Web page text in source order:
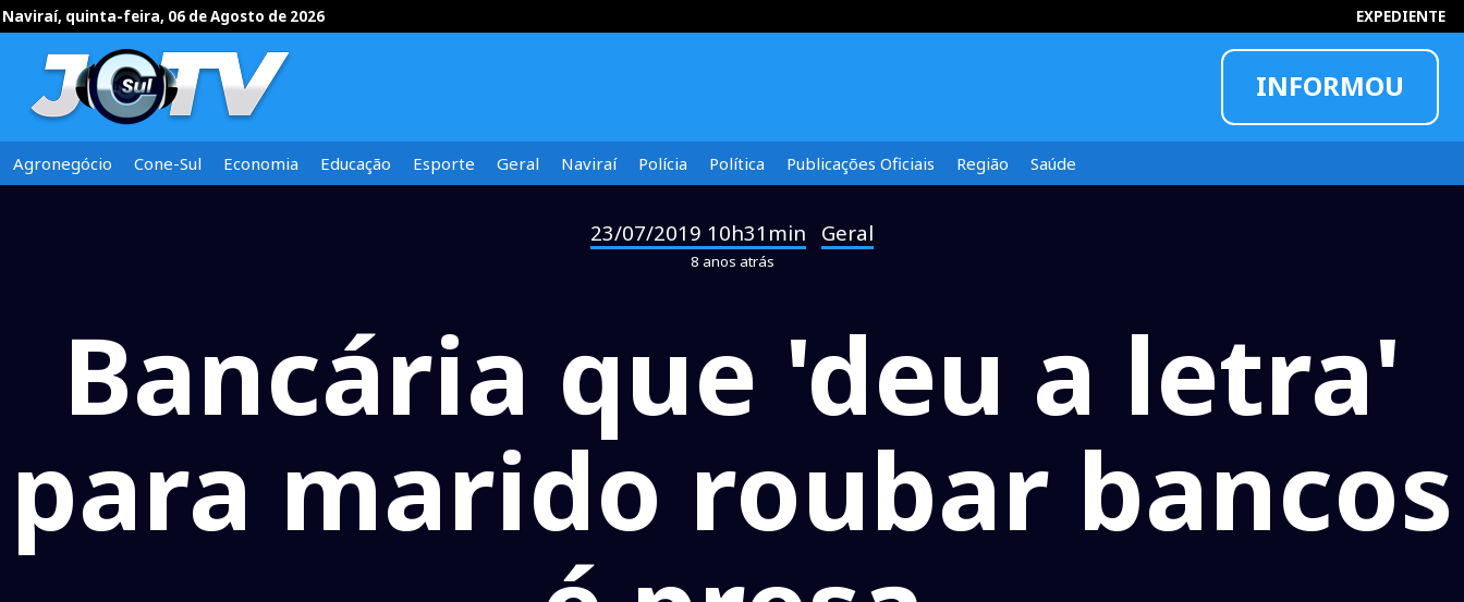
Naviraí, quinta-feira, 06 de Agosto de 2026 EXPEDIENTE
INFORMOU
Agronegócio Cone-Sul Economia Educação Esporte Geral Naviraí Polícia Política Publicações Oficiais Região Saúde
23/07/2019 10h31min Geral
8 anos atrás
Bancária que 'deu a letra'
para marido roubar bancos